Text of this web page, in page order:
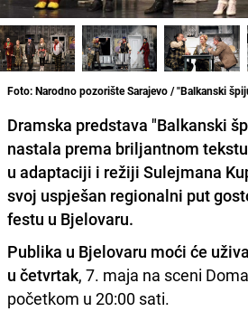
Foto: Narodno pozorište Sarajevo / "Balkanski
Dramska predstava "Balkanski
nastala prema briljantnom
u adaptaciji i režiji Sulejmana
svoj uspješan regionalni put
festu u Bjelovaru.
Publika u Bjelovaru moći će
u četvrtak, 7. maja na sceni
početkom u 20:00 sati.